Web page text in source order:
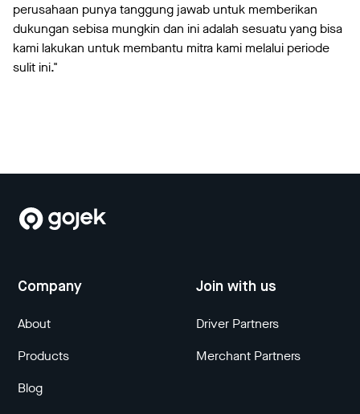
perusahaan punya tanggung jawab untuk memberikan
dukungan sebisa mungkin dan ini adalah sesuatu yang bisa
kami lakukan untuk membantu mitra kami melalui periode
sulit ini."
Company
About
Products
Blog
Join with us
Driver Partners
Merchant Partners